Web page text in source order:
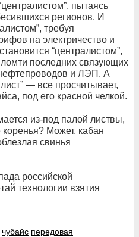
пытаясь
регионов. И
требуя
на электричество и
“централистом”,
последних связующих
и ЛЭП. А
— все просчитывает,
под его красной челкой.
из-под палой листвы,
Может, кабан
свинья
российской
технологии взятия
чубайс передовая